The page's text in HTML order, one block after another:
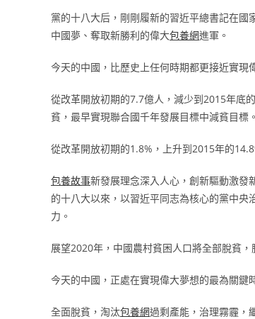
黨的十八大后，剛剛履新的習近平總書記在
中國夢、奪取新勝利的偉大包養網進軍。
今天的中國，比歷史上任何時期都更接近實現
從改革開放初期的7.7億人，減少到2015年底
貧，最早實現聯合國千年發展目標中減貧目標。
從改革開放初期的1.8%，上升到2015年的
包養故事新發展理念深入人心，創新驅動激發
的十八大以來，以習近平同志為核心的黨中
力。
展望2020年，中國農村貧困人口將全部脫貧
今天的中國，正處在實現偉大夢想的最為關鍵
全面脫貧，淘汰包養網過剩產能，治理霧霾，